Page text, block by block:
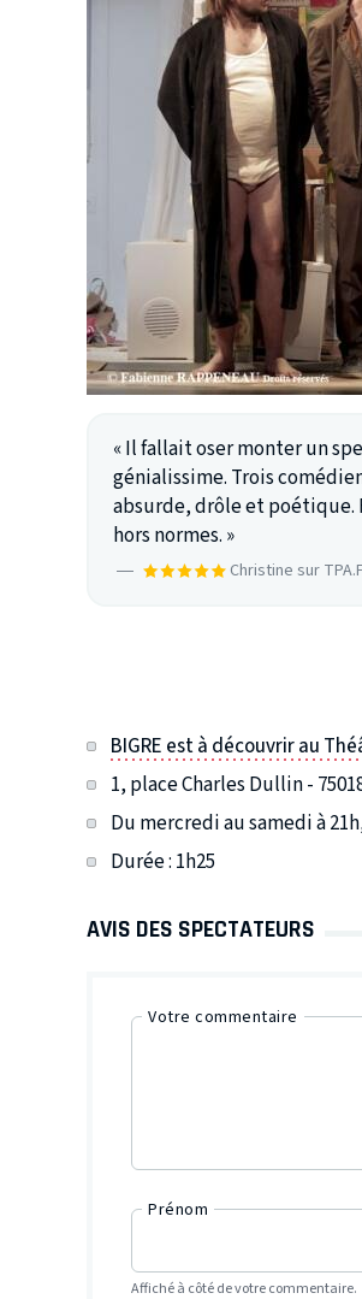
« Il fallait oser monter un
génialissime. Trois
absurde, drôle et poétique.
hors normes. »
— Christine sur
BIGRE est à découvrir au
1, place Charles Dullin -
Du mercredi au samedi à
Durée : 1h25
AVIS DES SPECTATEURS
Votre commentaire
Prénom
Affiché à côté de votre commentaire.